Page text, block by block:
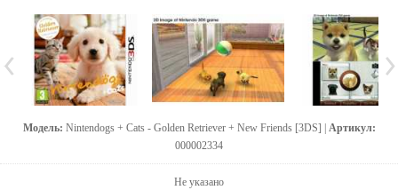
Модель: Nintendogs + Cats - Golden Retriever + New Friends [3DS] | Артикул:
000002334
Не указано